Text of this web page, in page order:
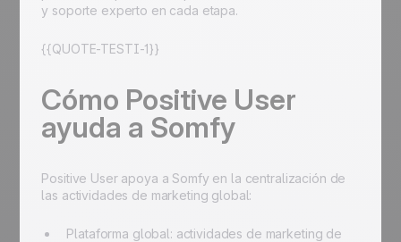
y soporte experto en cada etapa.
{{QUOTE-TESTI-1}}
Cómo Positive User
ayuda a Somfy
Positive User apoya a Somfy en la centralización de
las actividades de marketing global:
Plataforma global: actividades de marketing de